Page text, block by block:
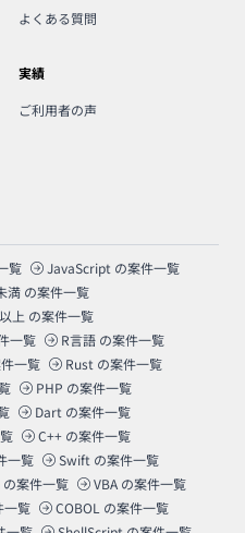
よくある質問
実績
ご利用者の声
覧 JavaScript の案件一覧
満 の案件一覧
上 の案件一覧
一覧 R言語 の案件一覧
一覧 Rust の案件一覧
PHP の案件一覧
Dart の案件一覧
C++ の案件一覧
一覧 Swift の案件一覧
の案件一覧 VBA の案件一覧
一覧 COBOL の案件一覧